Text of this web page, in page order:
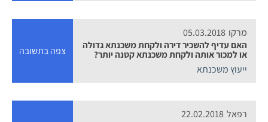
מרקו 05.03.2018
האם עדיף להשכיר דירה ולקחת משכנתא גדולה
או למכור אותה ולקחת משכנתא קטנה יותר?
ייעוץ משכנתא
צפה בתשובה
רפאל 22.02.2018